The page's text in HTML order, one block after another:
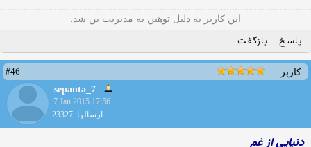
این کاربر به دلیل توهین به مدیریت بن شد.
پاسخ بازگفت
کاربر
#46
sepanta_7
7 Jan 2015 17:56
ارسالها: 23327
دنیایی از غم